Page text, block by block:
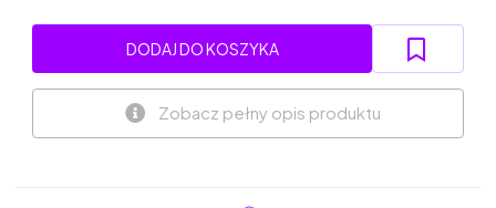
DODAJ DO KOSZYKA
Zobacz pełny opis produktu